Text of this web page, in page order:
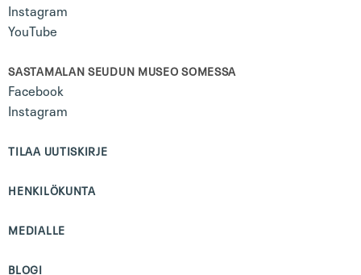
Instagram
YouTube
SASTAMALAN SEUDUN MUSEO SOMESSA
Facebook
Instagram
TILAA UUTISKIRJE
HENKILÖKUNTA
MEDIALLE
BLOGI